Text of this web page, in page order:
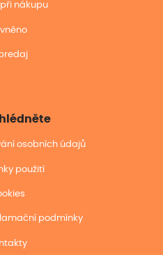
nákupu
osobních údajů
použití
podmínky